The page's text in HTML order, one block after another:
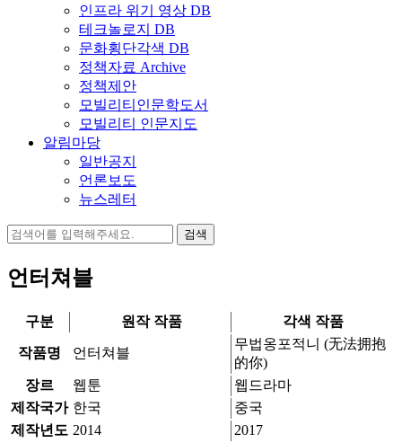
인프라 위기 영상 DB
테크놀로지 DB
문화횡단각색 DB
정책자료 Archive
정책제안
모빌리티인문학도서
모빌리티 인문지도
알림마당
일반공지
언론보도
뉴스레터
검
언터쳐블
구분 원작 작품 각색 작품
작품명 언터쳐블
무법옹포적니 (无法拥抱
的你)
장르
웹툰
웹드라마
제작국가 한국
중국
제작년도 2014
2017